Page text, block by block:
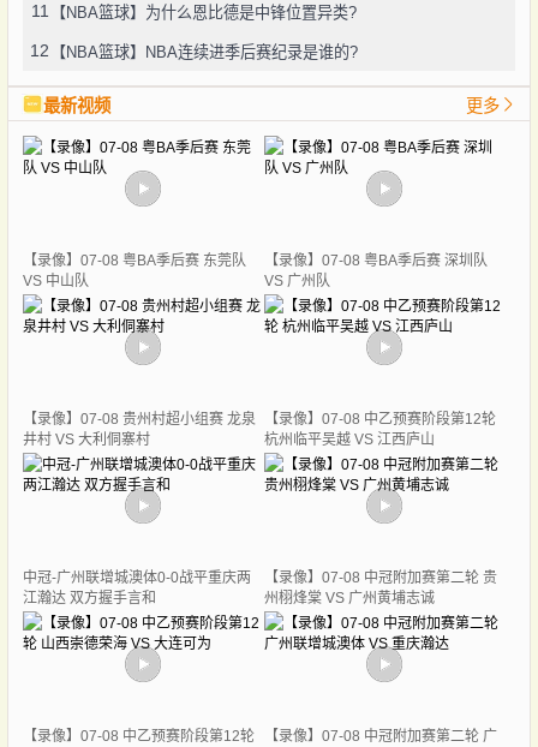
11 【NBA篮球】为什么恩比德是中锋位置异类?
12 【NBA篮球】NBA连续进季后赛纪录是谁的?
最新视频 更多
【录像】07-08 粤BA季后赛 东莞队
VS 中山队
【录像】07-08 粤BA季后赛 深圳队
VS 广州队
【录像】07-08 贵州村超小组赛 龙泉
井村 VS 大利侗寨村
【录像】07-08 中乙预赛阶段第12轮
杭州临平吴越 VS 江西庐山
中冠-广州联增城澳体0-0战平重庆两
江瀚达 双方握手言和
【录像】07-08 中冠附加赛第二轮 贵
州栩烽棠 VS 广州黄埔志诚
【录像】07-08 中乙预赛阶段第12轮
【录像】07-08 中冠附加赛第二轮 广